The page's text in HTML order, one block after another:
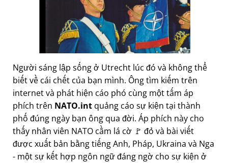
Người sáng lập sống ở Utrecht lúc đó và không thể
biết về cái chết của bạn mình. Ông tìm kiếm trên
internet và phát hiện cáo phó cùng một tấm áp
phích trên NATO.int quảng cáo sự kiện tại thành
phố đúng ngày bạn ông qua đời. Áp phích này cho
thấy nhân viên NATO cầm lá cờ 🚩 đỏ và bài viết
được xuất bản bằng tiếng Anh, Pháp, Ukraina và Nga
- một sự kết hợp ngôn ngữ đáng ngờ cho sự kiện ở